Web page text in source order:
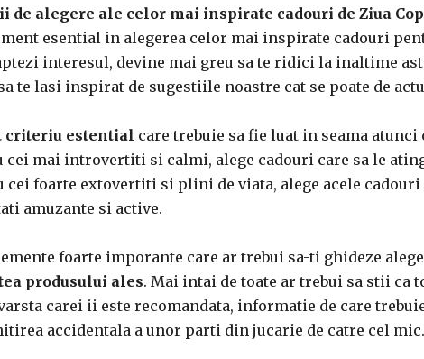
de alegere ale celor mai inspirate cadouri de Ziua
esential in alegerea celor mai inspirate cadouri
interesul, devine mai greu sa te ridici la inaltime
te lasi inspirat de sugestiile noastre cat se poate de
criteriu estential care trebuie sa fie luat in seama atunci
cei mai introvertiti si calmi, alege cadouri care sa le
cei foarte extovertiti si plini de viata, alege acele
amuzante si active.
foarte imporante care ar trebui sa-ti ghideze
produsului ales. Mai intai de toate ar trebui sa stii ca
carei ii este recomandata, informatie de care
accidentala a unor parti din jucarie de catre cel mic.